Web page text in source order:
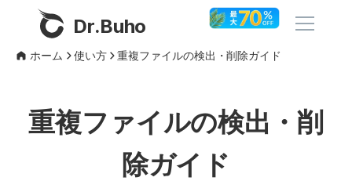
Dr.Buho
製品
BuhoCleaner
ホーム 使い方 重複ファイルの検出・削除ガイド
重複ファイルの検出・削
除ガイド